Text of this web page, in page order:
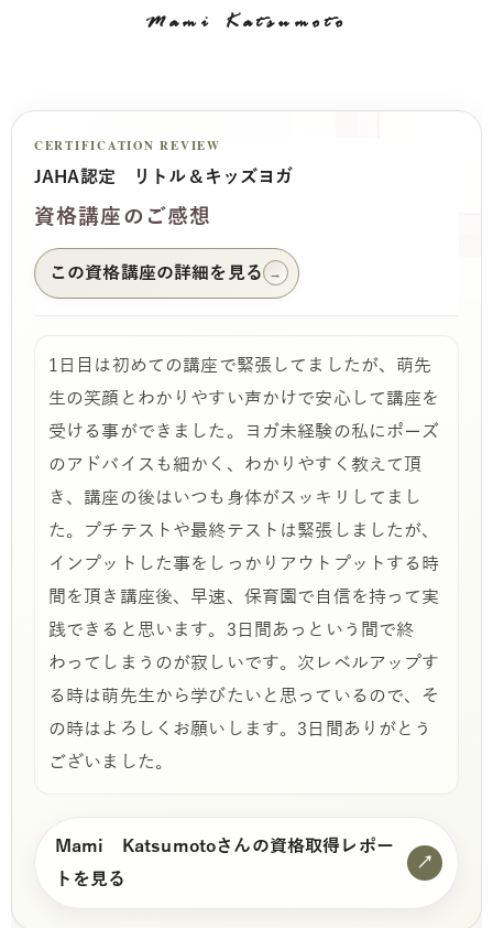
Mami Katsumoto
CERTIFICATION REVIEW
JAHA認定 リトル＆キッズヨガ
資格講座のご感想
この資格講座の詳細を見る →
1日目は初めての講座で緊張してましたが、萌先
生の笑顔とわかりやすい声かけで安心して講座を
受ける事ができました。ヨガ未経験の私にポーズ
のアドバイスも細かく、わかりやすく教えて頂
き、講座の後はいつも身体がスッキリしてまし
た。プチテストや最終テストは緊張しましたが、
インプットした事をしっかりアウトプットする時
間を頂き講座後、早速、保育園で自信を持って実
践できると思います。3日間あっという間で終
わってしまうのが寂しいです。次レベルアップす
る時は萌先生から学びたいと思っているので、そ
の時はよろしくお願いします。3日間ありがとう
ございました。
Mami Katsumotoさんの資格取得レポー
トを見る
↗